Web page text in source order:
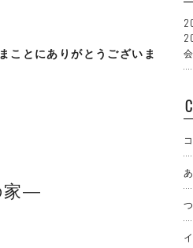
ことにありがとうございま
家―